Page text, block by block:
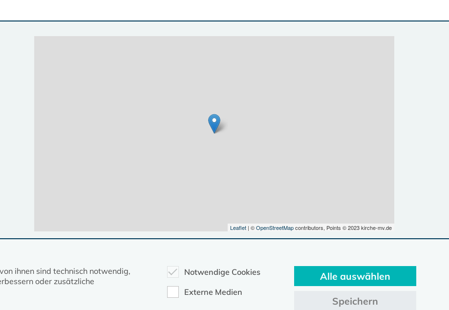
Leaflet| ©OpenStreetMapcontributors, Points © 2023 kirche-mv.de
Diese Seite gehört zum Portal
kirche-mv.de
Evangelische Kirche in Mecklenburg-Vorpommern © 2026
ihnen sind technisch notwendig,
oder zusätzliche
Notwendige Cookies
Externe Medien
Alle auswählen
Speichern